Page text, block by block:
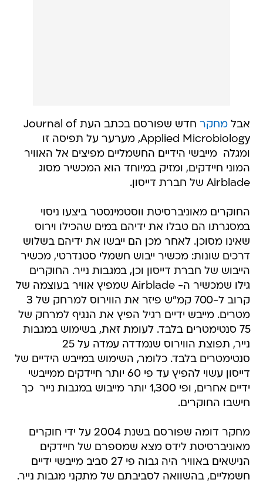
אבלמחקר
חדש שפורסם בכתב העת Journal of
Applied Microbiology, מערער על תפיסה זו
ומגלה  מייבשי הידיים החשמליים מפיצים אל האוויר
המוני חיידקים, ומזיק במיוחד הוא המכשיר מסוג
Airblade של חברת דייסון.
החוקרים מאוניברסיטת ווסטמינסטר ביצעו ניסוי
במסגרתו הם טבלו את ידיהם במים שהכילו וירוס
שאינו מסוכן. לאחר מכן הם ייבשו את ידיהם בשלוש
דרכים שונות: מכשיר ייבוש חשמלי סטנדרטי, מכשיר
הייבוש של חברת דייסון וכן, במגבות נייר. החוקרים
גילו שמכשיר ה- Airblade שמפיץ אוויר בעוצמה של
קרוב ל-700 קמ"ש פיזר את הווירוס למרחק של 3
מטרים. מייבש ידיים רגיל הפיץ את הנגיף למרחק של
75 סנטימטרים בלבד. לעומת זאת, בשימוש במגבות
נייר, תפוצת הווירוס שנמדדה עמדה על 25
סנטימטרים בלבד. כלומר, השימוש במייבש הידיים של
דייסון עשוי להפיץ עד פי 60 יותר חיידקים ממייבשי
ידיים אחרים, ופי 1,300 יותר מייבוש במגבות נייר  כך
חישבו החוקרים.
מחקר דומה שפורסם בשנת 2004 על ידי חוקרים
מאוניברסיטת לידס מצא שמספרם של חיידקים
הנישאים באוויר היה גבוה פי 27 סביב מייבשי ידיים
חשמליים, בהשוואה לסביבתם של מתקני מגבות נייר.